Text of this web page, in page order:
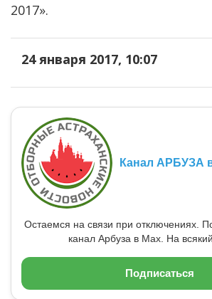
2017».
24 января 2017, 10:07
Канал АРБУЗА
Остаемся на связи при отключениях.
канал Арбуза в Max. На
Подписаться